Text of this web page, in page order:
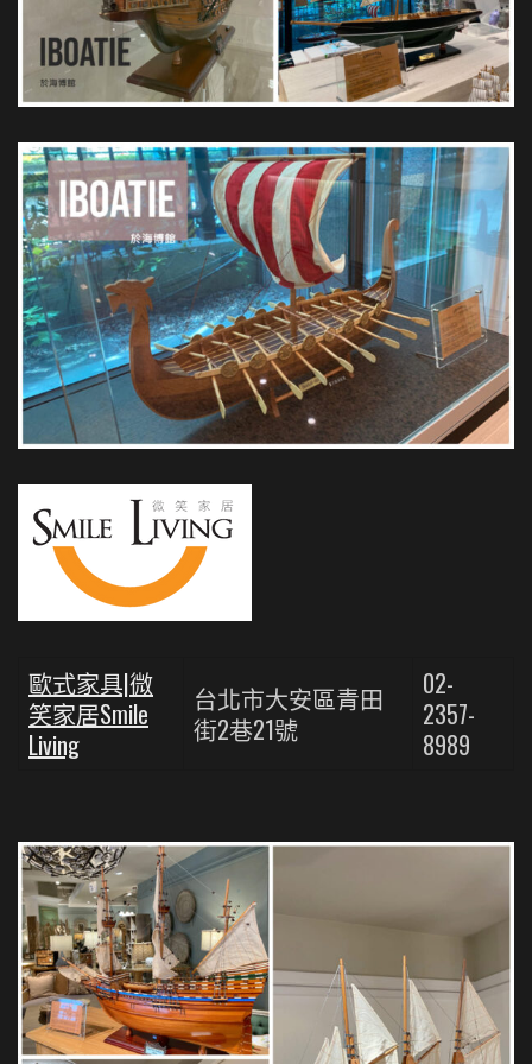
歐式家具|微
笑家居Smile
Living
台北市大安區青田
街2巷21號
02-
2357-
8989